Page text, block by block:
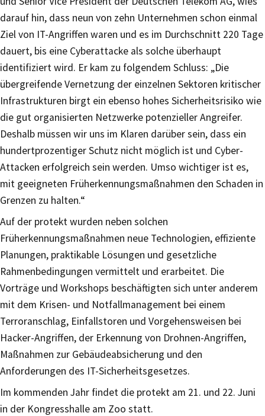
darauf hin, dass neun von zehn Unternehmen schon einmal
Ziel von IT-Angriffen waren und es im Durchschnitt 220 Tage
dauert, bis eine Cyberattacke als solche überhaupt
identifiziert wird. Er kam zu folgendem Schluss: „Die
übergreifende Vernetzung der einzelnen Sektoren kritischer
Infrastrukturen birgt ein ebenso hohes Sicherheitsrisiko wie
die gut organisierten Netzwerke potenzieller Angreifer.
Deshalb müssen wir uns im Klaren darüber sein, dass ein
hundertprozentiger Schutz nicht möglich ist und Cyber-
Attacken erfolgreich sein werden. Umso wichtiger ist es,
mit geeigneten Früherkennungsmaßnahmen den Schaden in
Grenzen zu halten.“
Auf der protekt wurden neben solchen
Früherkennungsmaßnahmen neue Technologien, effiziente
Planungen, praktikable Lösungen und gesetzliche
Rahmenbedingungen vermittelt und erarbeitet. Die
Vorträge und Workshops beschäftigten sich unter anderem
mit dem Krisen- und Notfallmanagement bei einem
Terroranschlag, Einfallstoren und Vorgehensweisen bei
Hacker-Angriffen, der Erkennung von Drohnen-Angriffen,
Maßnahmen zur Gebäudeabsicherung und den
Anforderungen des IT-Sicherheitsgesetzes.
Im kommenden Jahr findet die protekt am 21. und 22. Juni
in der Kongresshalle am Zoo statt.